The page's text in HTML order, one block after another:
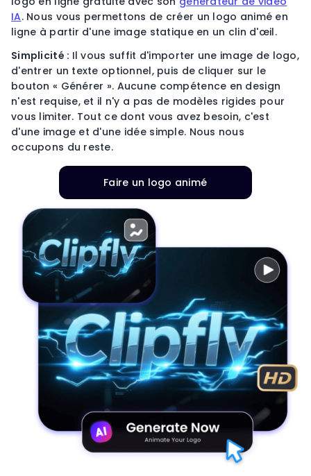
IA. Nous vous permettons de créer un logo animé en
ligne à partir d'une image statique en un clin d'œil.
Simplicité : Il vous suffit d'importer une image de logo,
d'entrer un texte optionnel, puis de cliquer sur le
bouton « Générer ». Aucune compétence en design
n'est requise, et il n'y a pas de modèles rigides pour
vous limiter. Tout ce dont vous avez besoin, c'est
d'une image et d'une idée simple. Nous nous
occupons du reste.
Faire un logo animé